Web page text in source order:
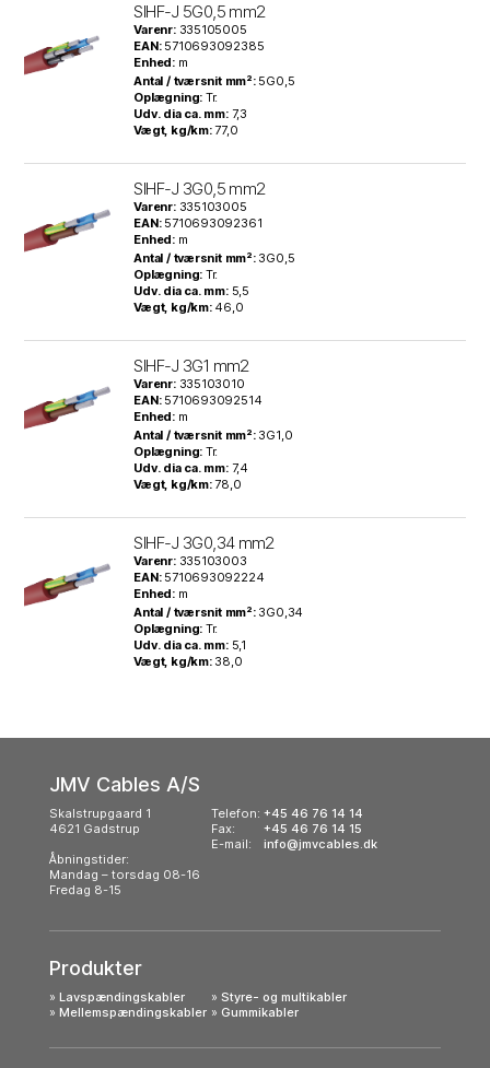
SIHF-J 5G0,5 mm2
Varenr: 335105005
EAN: 5710693092385
Enhed: m
Antal / tværsnit mm²: 5G0,5
Oplægning: Tr.
Udv. dia ca. mm: 7,3
Vægt, kg/km:77,0
SIHF-J 3G0,5 mm2
Varenr: 335103005
EAN: 5710693092361
Enhed: m
Antal / tværsnit mm²: 3G0,5
Oplægning: Tr.
Udv. dia ca. mm: 5,5
Vægt, kg/km: 46,0
SIHF-J 3G1 mm2
Varenr: 335103010
EAN: 5710693092514
Enhed: m
Antal / tværsnit mm²: 3G1,0
Oplægning: Tr.
Udv. dia ca. mm: 7,4
Vægt, kg/km:78,0
SIHF-J 3G0,34 mm2
Varenr: 335103003
EAN: 5710693092224
Enhed: m
Antal / tværsnit mm²: 3G0,34
Oplægning: Tr.
Udv. dia ca. mm: 5,1
Vægt, kg/km: 38,0
JMV Cables A/S
Skalstrupgaard 1
4621 Gadstrup
Telefon:
Fax:
E-mail:
+45 46 76 14 14
+45 46 76 14 15
info@jmvcables.dk
Åbningstider:
Mandag – torsdag 08-16
Fredag 8-15
Produkter
» Lavspændingskabler
» Mellemspændingskabler
» Styre- og multikabler
» Gummikabler